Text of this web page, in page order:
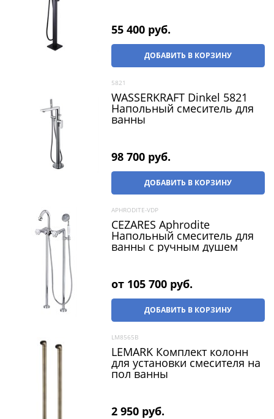
55 400 руб.
ДОБАВИТЬ В КОРЗИНУ
5821
WASSERKRAFT Dinkel 5821
Напольный смеситель для
ванны
98 700 руб.
ДОБАВИТЬ В КОРЗИНУ
APHRODITE-VDP
CEZARES Aphrodite
Напольный смеситель для
ванны с ручным душем
от 105 700 руб.
ДОБАВИТЬ В КОРЗИНУ
LM8565B
LEMARK Комплект колонн
для установки смесителя на
пол ванны
2 950 руб.